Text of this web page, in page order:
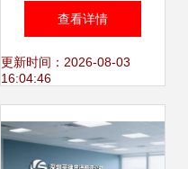
公证文件翻译盖章
服务详解
查看详情
更新时间：2026-08-03
16:04:46